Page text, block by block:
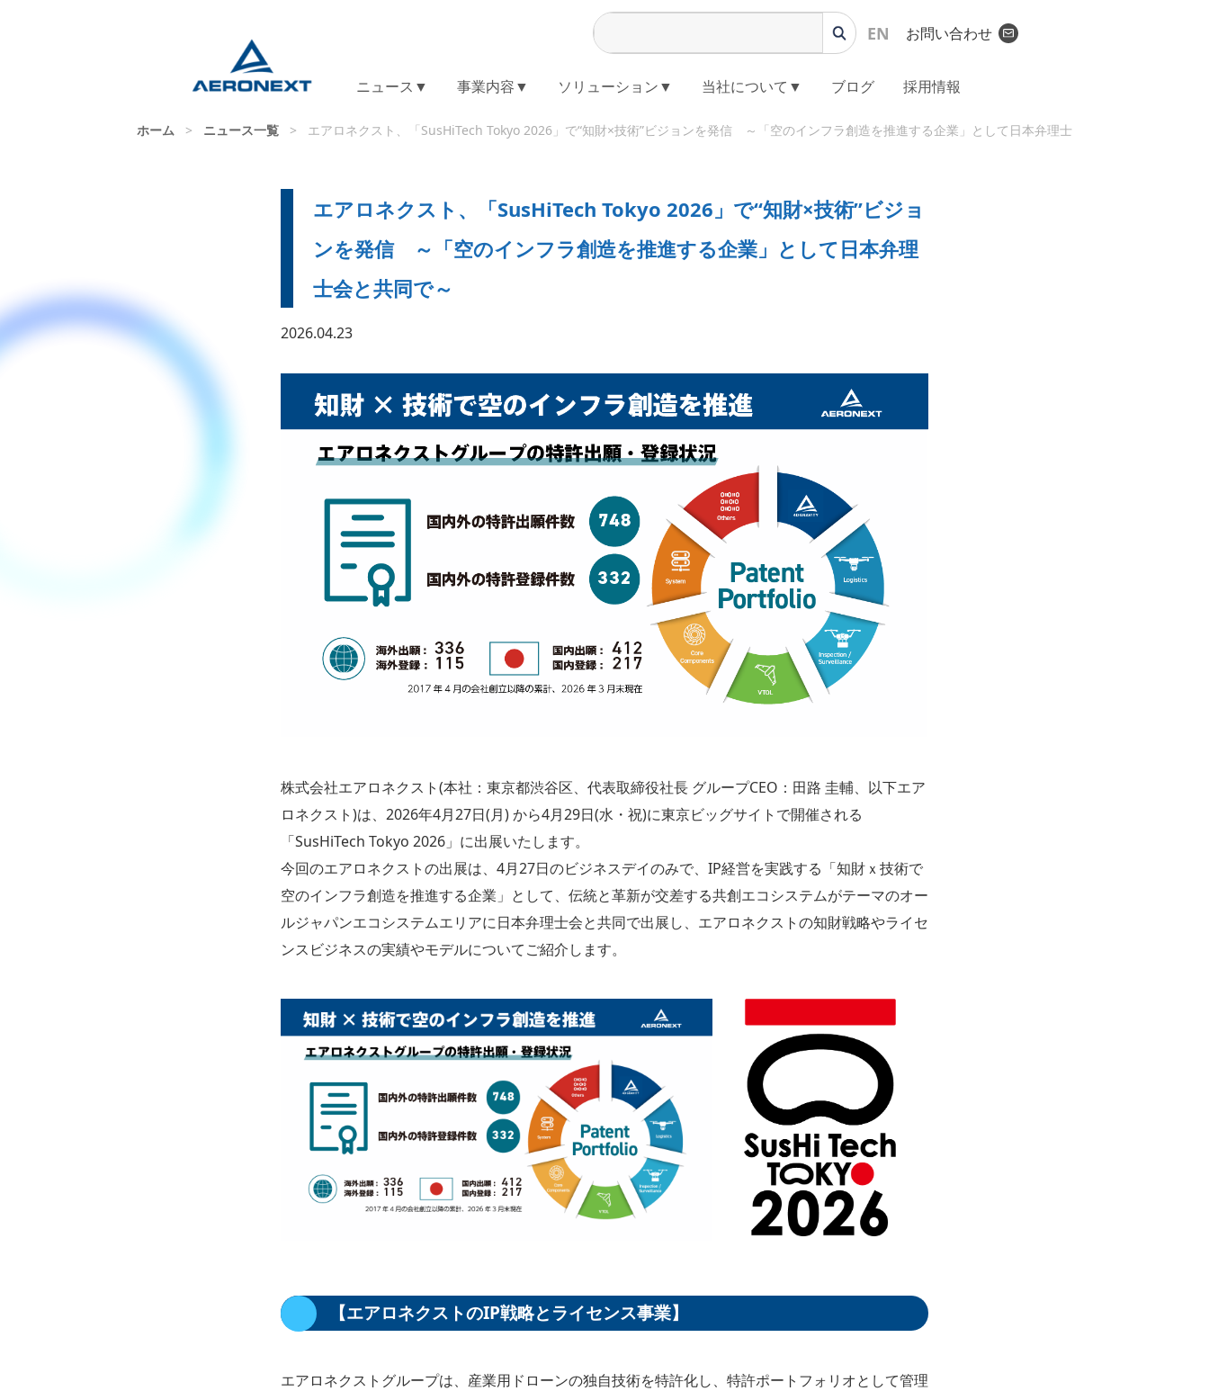
EN お問い合わせ
ニュース▼ 事業内容▼ ソリューション▼ 当社について▼ ブログ 採用情報
ホーム > ニュース一覧 > エアロネクスト、「SusHiTech Tokyo 2026」で“知財×技術”ビジョンを発信 ～「空のインフラ創造を推進する企業」として日本弁理士会と共同で～
エアロネクスト、「SusHiTech Tokyo 2026」で“知財×技術”ビジョ
ンを発信 ～「空のインフラ創造を推進する企業」として日本弁理
士会と共同で～
2026.04.23
株式会社エアロネクスト(本社：東京都渋谷区、代表取締役社長 グループCEO：田路 圭輔、以下エア
ロネクスト)は、2026年4月27日(月) から4月29日(水・祝)に東京ビッグサイトで開催される
「SusHiTech Tokyo 2026」に出展いたします。
今回のエアロネクストの出展は、4月27日のビジネスデイのみで、IP経営を実践する「知財ｘ技術で
空のインフラ創造を推進する企業」として、伝統と革新が交差する共創エコシステムがテーマのオー
ルジャパンエコシステムエリアに日本弁理士会と共同で出展し、エアロネクストの知財戦略やライセ
ンスビジネスの実績やモデルについてご紹介します。
【エアロネクストのIP戦略とライセンス事業】
エアロネクストグループは、産業用ドローンの独自技術を特許化し、特許ポートフォリオとして管理